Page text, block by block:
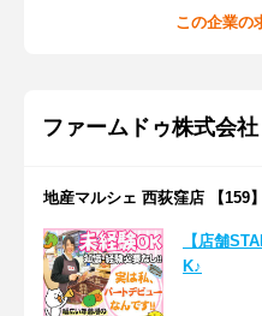
この企業の
ファームドゥ株式会社
地産マルシェ 西荻窪店 【159】
【店舗
K♪